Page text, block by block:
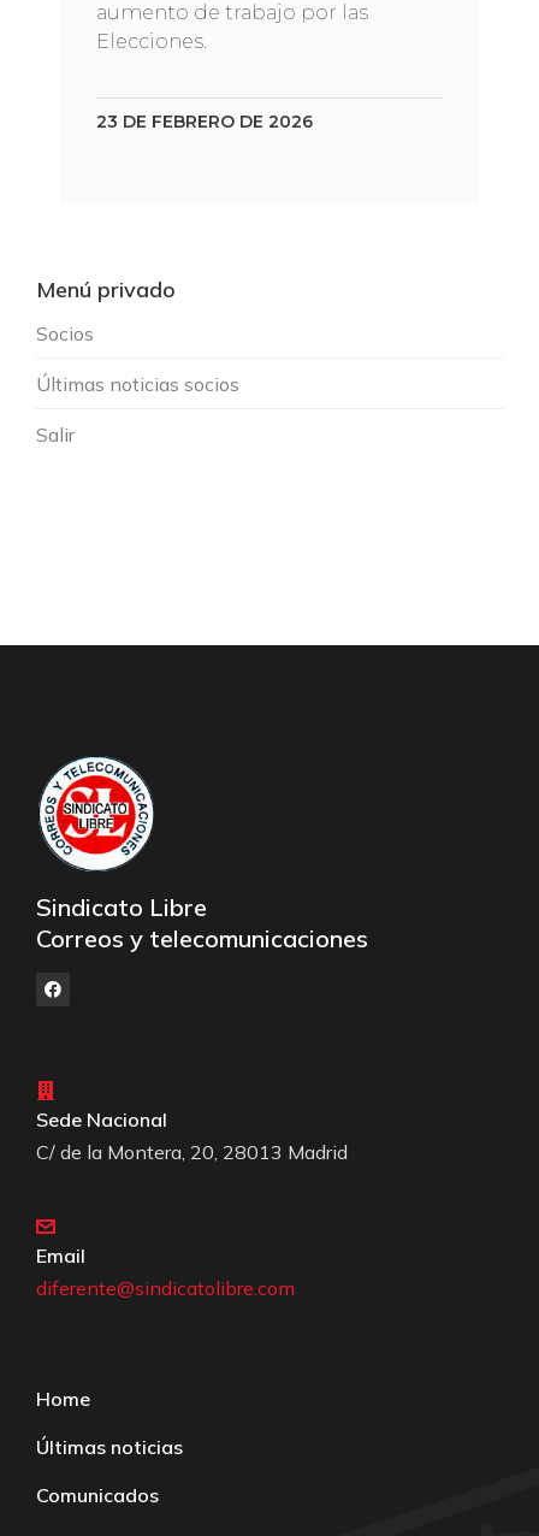
aumento de trabajo por las
Elecciones.
23 DE FEBRERO DE 2026
Menú privado
Socios
Últimas noticias socios
Salir
Sindicato Libre
Correos y telecomunicaciones
Sede Nacional
C/ de la Montera, 20, 28013 Madrid
Email
diferente@sindicatolibre.com
Home
Últimas noticias
Comunicados